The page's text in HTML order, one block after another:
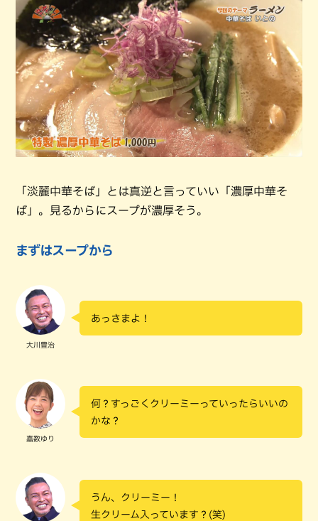
「淡麗中華そば」とは真逆と言っていい「濃厚中華そ
ば」。見るからにスープが濃厚そう。
まずはスープから
大川豊治
あっさまよ！
嘉数ゆり
何？すっごくクリーミーっていったらいいの
かな？
うん、クリーミー！
生クリーム入っています？(笑)